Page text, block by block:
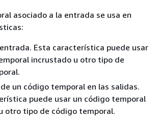
asociado a la entrada se usa en
Esta característica puede usar
incrustado u otro tipo de
un código temporal en las salidas.
puede usar un código temporal
otro tipo de código temporal.